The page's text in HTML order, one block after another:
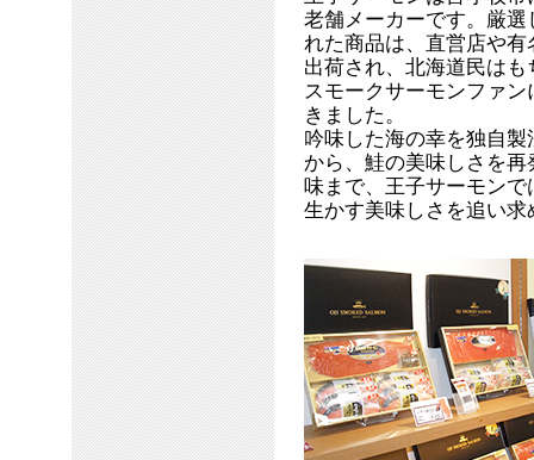
老舗メーカーです。厳選
れた商品は、直営店や有
出荷され、北海道民は
スモークサーモンファ
きました。
吟味した海の幸を独自
から、鮭の美味しさを
味まで、王子サーモンで
生かす美味しさを追い